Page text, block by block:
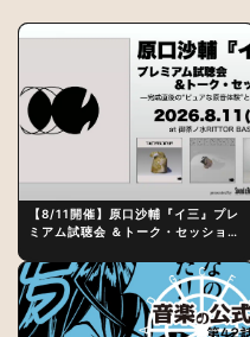
【8/11開催】原口沙輔『イ三』プレ
ミアム試聴会 ＆トーク・セッション
制作秘話